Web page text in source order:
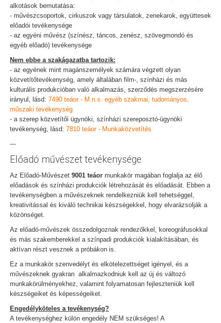
IRODÁK
alkotások bemutatása:
- művészcsoportok, cirkuszok vagy társulatok, zenekarok, együttesek
előadói tevékenysége
- az egyéni művész (színész, táncos, zenész, szövegmondó és
egyéb előadó) tevékenysége
Nem ebbe a szakágazatba tartozik:
- az egyének mint magánszemélyek számára végzett olyan
közvetítőtevékenység, amely általában film-, színházi és más
kulturális produkcióban való alkalmazás, szerződés megszerzésére
irányul, lásd: 7490 teáor - M.n.s. egyéb szakmai, tudományos,
műszaki tevékenység
- a szerep közvetítői ügynöki, színházi szereposztó-ügynöki
tevékenység, lásd: 7810 teáor - Munkaközvetítés
---
Előadó művészet tevékenysége
Az Előadó-Művészet 9001 teáor munkakör magában foglalja az élő
előadások és színházi produkciók létrehozását és előadását. Ebben a
tevékenységben a művészeknek rendelkezniük kell tehetséggel,
kreativitással és kiváló technikai készségekkel, hogy elvarázsolják a
közönséget.
Az előadó-művészek összedolgoznak rendezőkkel, koreográfusokkal
és más szakemberekkel a színpadi produkciók kialakításában, és
aktívan részt vesznek a próbákon is.
Ez a munkakör szenvedélyt és elkötelezettséget igényel, és a
művészeknek gyakran alkalmazkodniuk kell az új és változó
munkakörülményekhez, valamint folyamatosan fejleszteniük kell
készségeiket és képességeiket.
Engedélyköteles a tevékenység?
A tevékenységhez külön engedély NEM szükséges! A